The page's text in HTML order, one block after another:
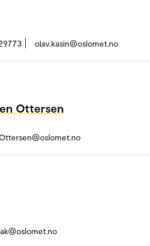
olav.kasin@oslomet.no
Ottersen